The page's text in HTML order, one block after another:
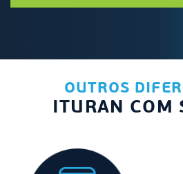
OUTROS
ITURAN COM